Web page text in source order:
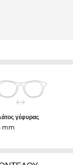
γέφυρας
mm